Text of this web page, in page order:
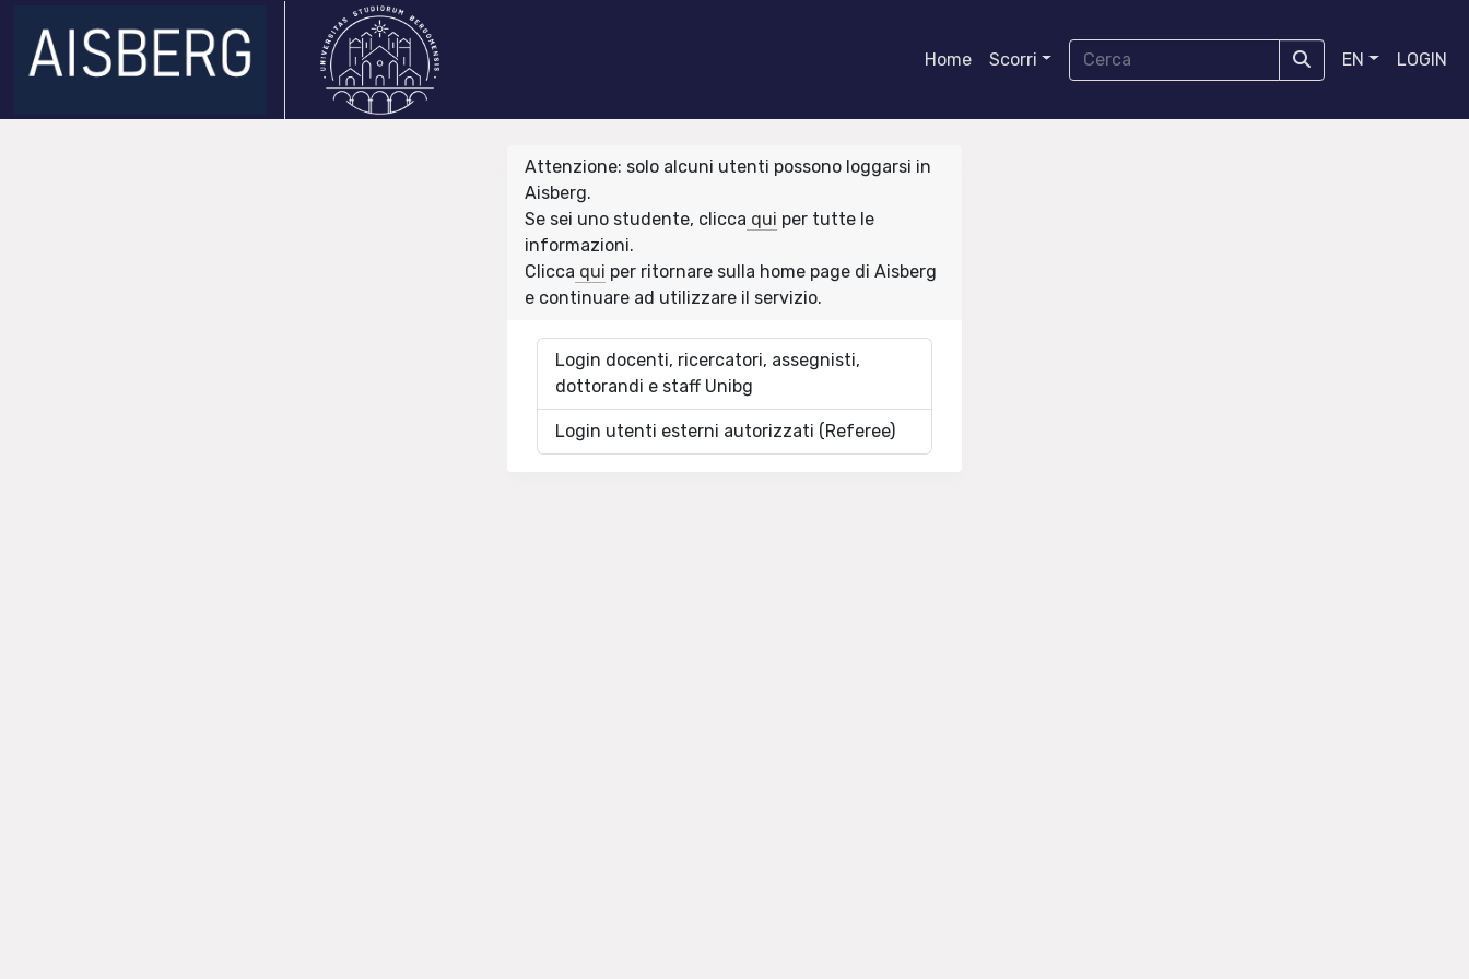
Home Scorri EN LOGIN
Attenzione: solo alcuni utenti possono loggarsi in
Aisberg.
Se sei uno studente, clicca qui per tutte le
informazioni.
Clicca qui per ritornare sulla home page di Aisberg
e continuare ad utilizzare il servizio.
Login docenti, ricercatori, assegnisti,
dottorandi e staff Unibg
Login utenti esterni autorizzati (Referee)